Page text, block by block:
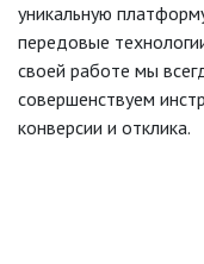
уникальную
передовые
своей работе мы
совершенствуем
конверсии и отклика.